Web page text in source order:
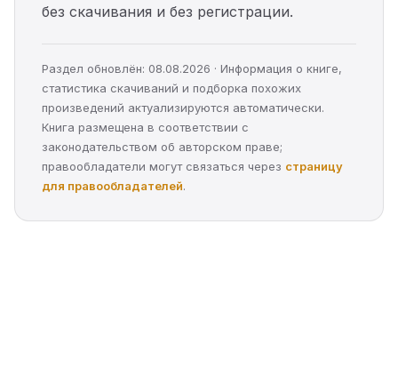
без скачивания и без регистрации.
Раздел обновлён: 08.08.2026 · Информация о книге,
статистика скачиваний и подборка похожих
произведений актуализируются автоматически.
Книга размещена в соответствии с
законодательством об авторском праве;
правообладатели могут связаться через страницу
для правообладателей.